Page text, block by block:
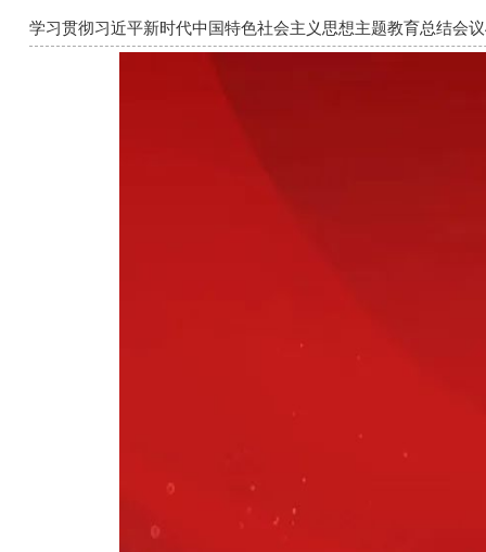
学习贯彻习近平新时代中国特色社会主义思想主题教育总结会